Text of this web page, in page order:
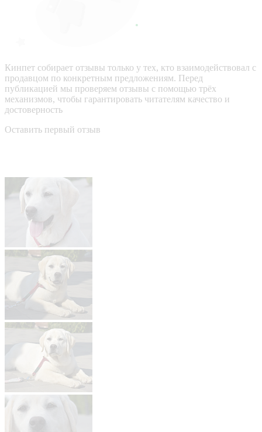
Кинпет собирает отзывы только у тех, кто взаимодействовал с
продавцом по конкретным предложениям. Перед
публикацией мы проверяем отзывы с помощью трёх
механизмов, чтобы гарантировать читателям качество и
достоверность
Оставить первый отзыв